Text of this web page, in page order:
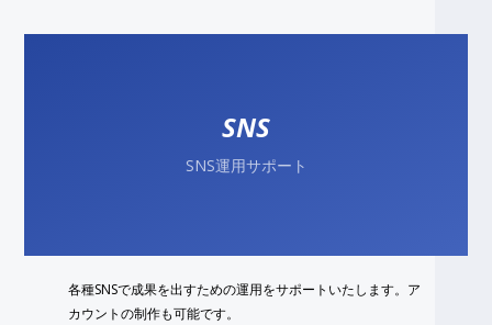
SNS
SNS運用サポート
各種SNSで成果を出すための運用をサポートいたします。ア
カウントの制作も可能です。